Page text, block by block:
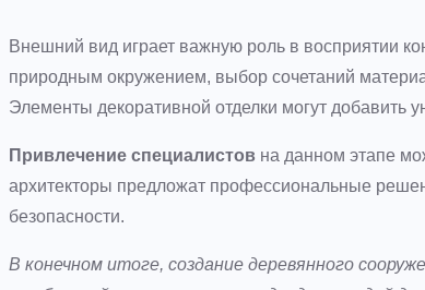
Внешний вид играет важную роль в восприятии
природным окружением, выбор сочетаний
Элементы декоративной отделки могут добавить
Привлечение специалистов на данном этапе
архитекторы предложат профессиональные
безопасности.
В конечном итоге, создание деревянного